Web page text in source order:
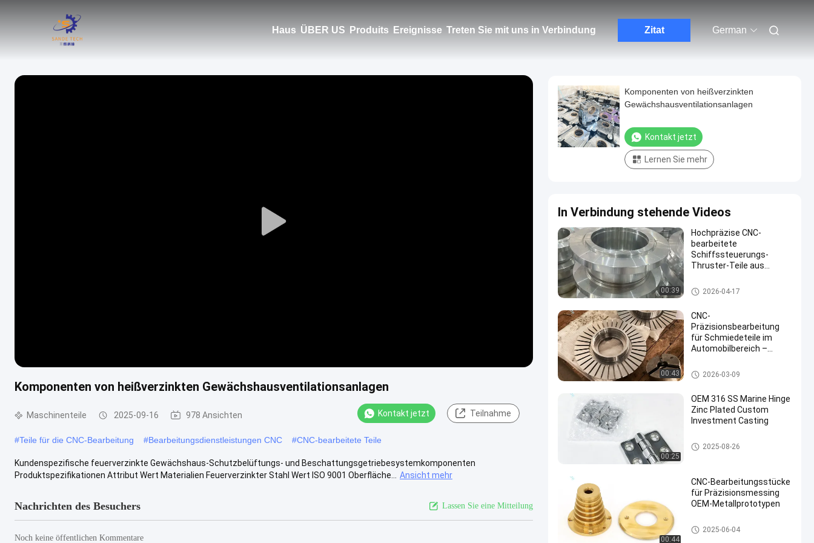
Haus ÜBER US Produits Ereignisse Treten Sie mit uns in Verbindung Zitat German
Play
Komponenten von heißverzinkten Gewächshausventilationsanlagen
Maschinenteile 2025-09-16 978 Ansichten Kontakt jetzt Teilnahme
#Teile für die CNC-Bearbeitung #Bearbeitungsdienstleistungen CNC #CNC-bearbeitete Teile
Kundenspezifische feuerverzinkte Gewächshaus-Schutzbelüftungs- und Beschattungsgetriebesystemkomponenten
Produktspezifikationen Attribut Wert Materialien Feuerverzinkter Stahl Wert ISO 9001 Oberfläche...
Ansicht mehr
Nachrichten des Besuchers Lassen Sie eine Mitteilung
Noch keine öffentlichen Kommentare
Komponenten von heißverzinkten
Gewächshausventilationsanlagen
Kontakt jetzt
Lernen Sie mehr
In Verbindung stehende Videos
00:39
Hochpräzise CNC-
bearbeitete
Schiffssteuerungs-
Thruster-Teile aus
Aluminiumlegierung für
die großtechnische
Fertigung
Maschinenteile
2026-04-17
00:43
CNC-
Präzisionsbearbeitung
für Schmiedeteile im
Automobilbereich –
Nabenkomponenten
Maschinenteile
2026-03-09
00:25
OEM 316 SS Marine Hinge
Zinc Plated Custom
Investment Casting
Maschinenteile
2025-08-26
00:44
CNC-Bearbeitungsstücke
für Präzisionsmessing
OEM-Metallprototypen
Teile zum Schmieden von Kup
fer
2025-06-04